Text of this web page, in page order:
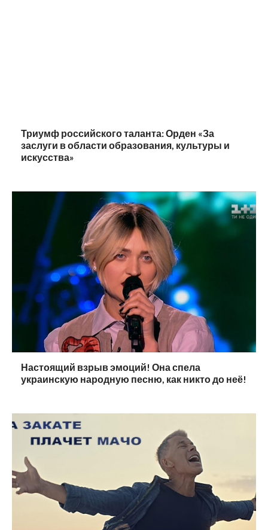
Триумф российского таланта: Орден «За
заслуги в области образования, культуры и
искусства»
Настоящий взрыв эмоций! Она спела
украинскую народную песню, как никто до неё!